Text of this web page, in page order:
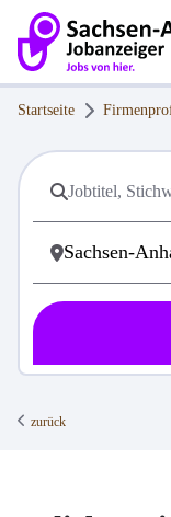
Startseite
zurück